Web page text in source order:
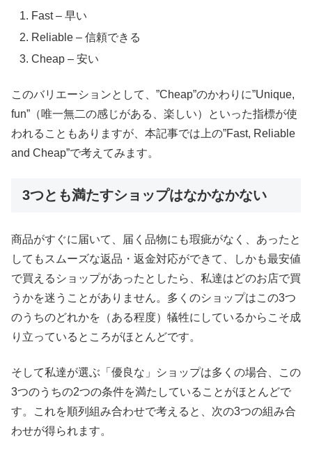
Fast – 早い
Reliable – 信頼できる
Cheap – 安い
このバリエーションとして、”Cheap”のかわりに”Unique,
fun”（唯一無二の感じがある、楽しい）といった指標が使
われることもありますが、本記事では上の”Fast, Reliable
and Cheap”で考えてみます。
3つとも満たすショップはなかなかない
商品がすぐに届いて、届く品物にも瑕疵がなく、あったと
してもスムーズな返品・返金対応ができて、しかも最安値
で買えるショップがあったとしたら、私達はどのお店で買
うかを迷うことがありません。多くのショップはこの3つ
のうちのどれかを（ある程度）犠牲にしているからこそ成
り立っているところがほとんどです。
そして私達が選ぶ「優良な」ショップは多くの場合、この
3つのうちの2つの条件を満たしていることがほとんどで
す。これを順列組み合わせで考えると、次の3つの組み合
わせが得られます。